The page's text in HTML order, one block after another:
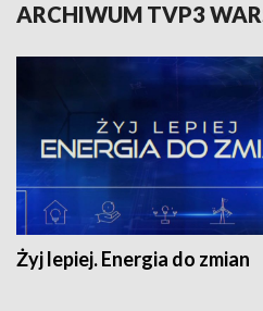
ARCHIWUM TVP3
Żyj lepiej. Energia do zmian